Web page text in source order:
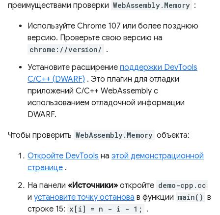
преимуществами проверки WebAssembly.Memory :
Используйте Chrome 107 или более позднюю
версию. Проверьте свою версию на
chrome://version/ .
Установите расширение поддержки DevTools
C/C++ (DWARF) . Это плагин для отладки
приложений C/C++ WebAssembly с
использованием отладочной информации
DWARF.
Чтобы проверить WebAssembly.Memory объекта:
Откройте DevTools на этой демонстрационной
странице .
На панели «Источники» откройте demo-cpp.cc
и установите точку останова в функции main() в
строке 15: x[i] = n - i - 1;
.